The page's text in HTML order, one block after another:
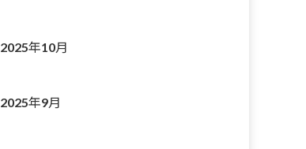
2025年10月
2025年9月